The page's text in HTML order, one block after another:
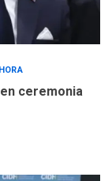
ceremonia